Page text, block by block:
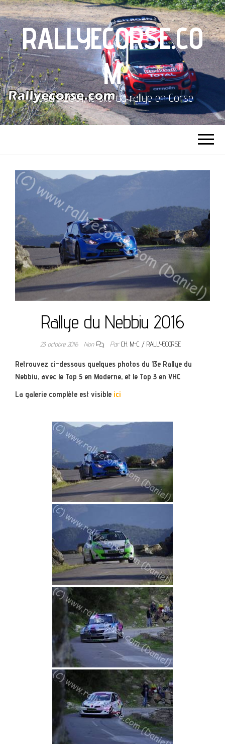
RALLYECORSE.CO
M
Depuis 2001, le site du rallye en Corse
Rallye du Nebbiu 2016
23 octobre 2016 Non ParCH. M-C / RALLYECORSE
Retrouvez ci-dessous quelques photos du 13e Rallye du
Nebbiu, avec le Top 5 en Moderne, et le Top 3 en VHC
La galerie complète est visible ici